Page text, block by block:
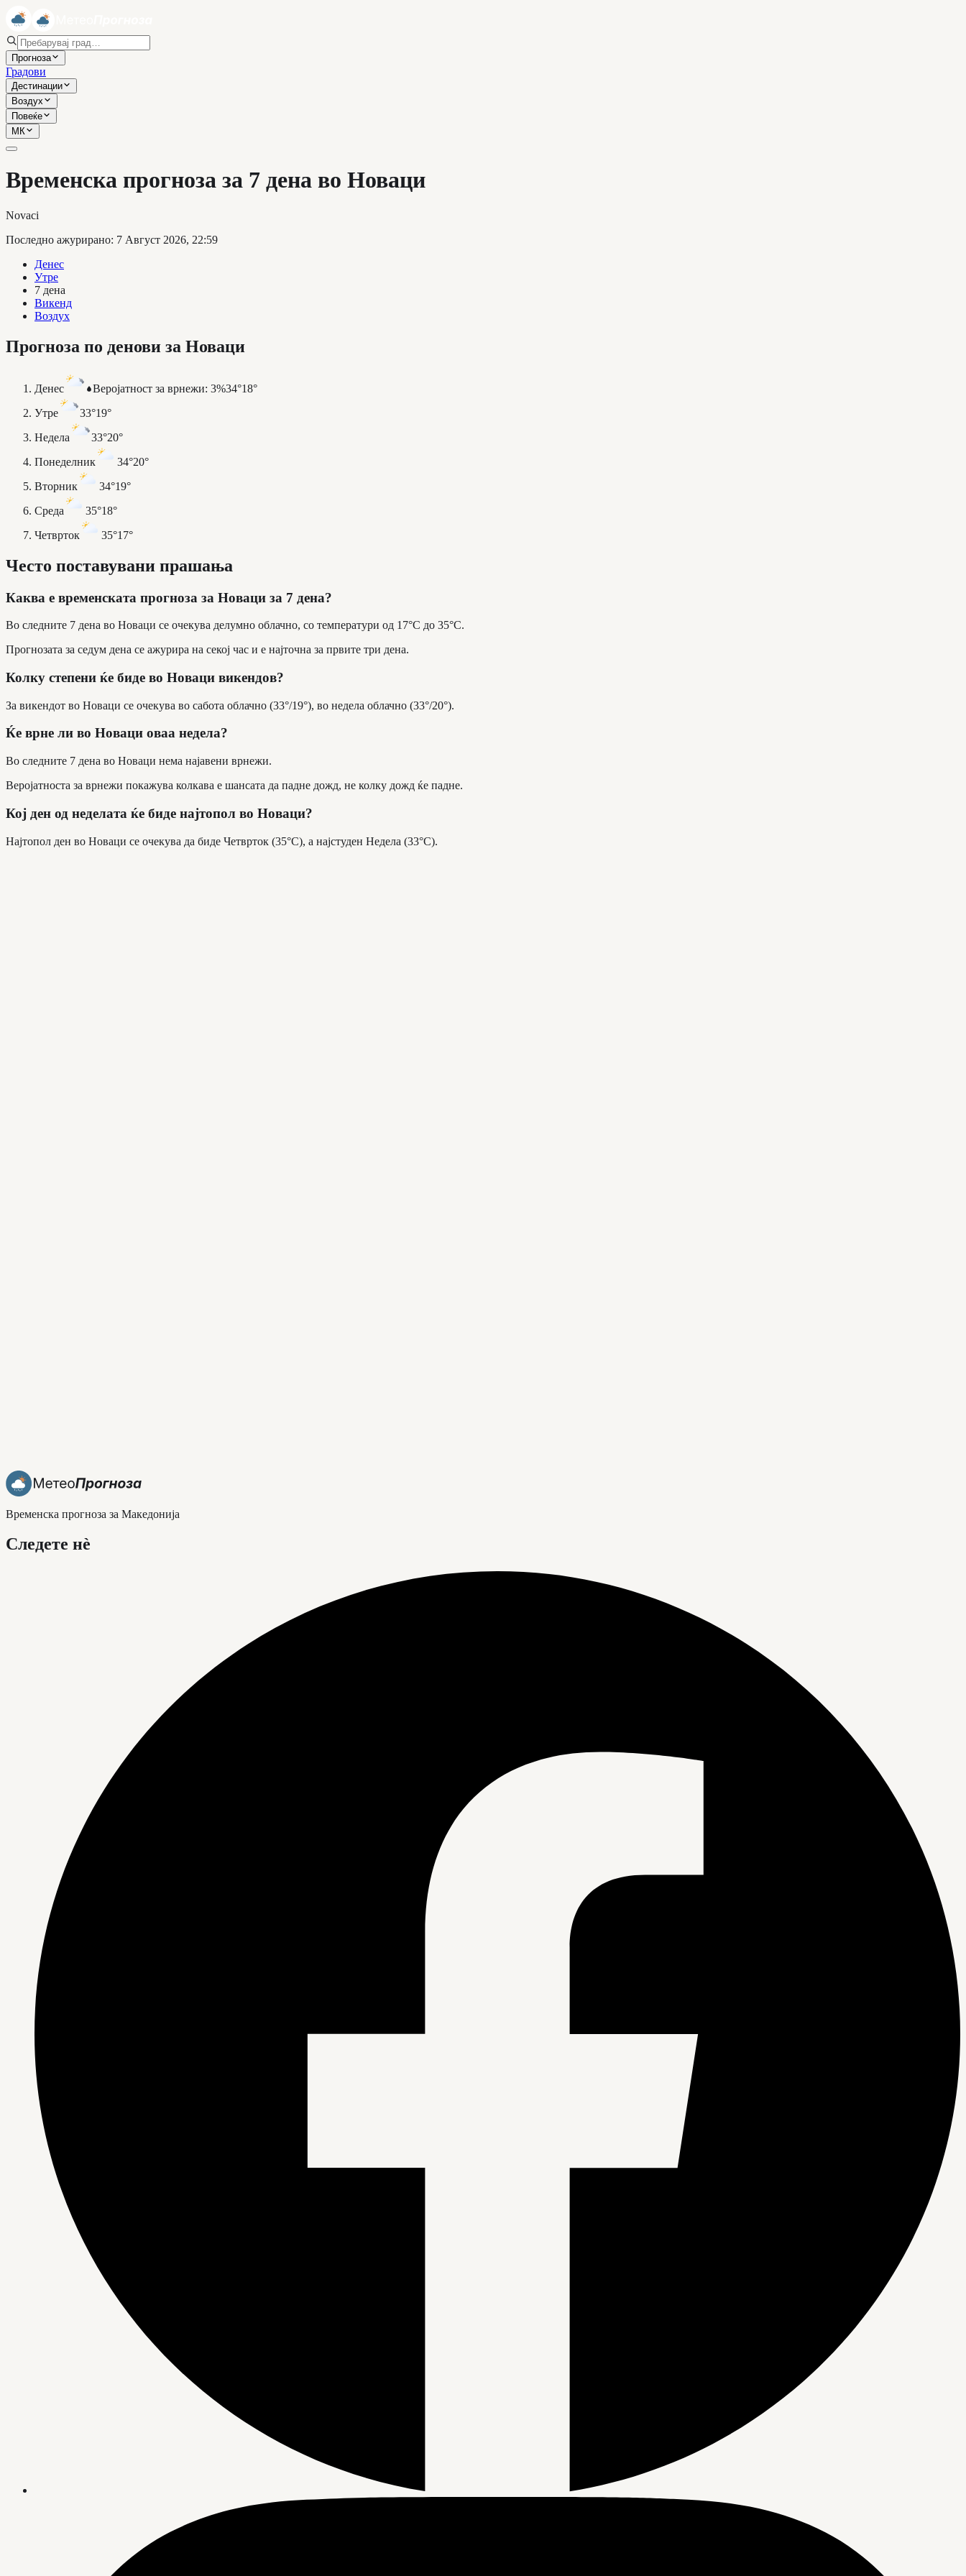
Прогноза
Градови
Дестинации
Воздух
Повеќе
МК
Временска прогноза за 7 дена во Новаци
Novaci
Последно ажурирано: 7 Август 2026, 22:59
Денес
Утре
7 дена
Викенд
Воздух
Прогноза по денови за Новаци
Денес Веројатност за врнежи: 3%34°18°
Утре
33°19°
Недела
33°20°
Понеделник
34°20°
Вторник
34°19°
Среда
35°18°
Четврток
35°17°
Често поставувани прашања
Каква е временската прогноза за Новаци за 7 дена?
Во следните 7 дена во Новаци се очекува делумно облачно, со температури од 17°C до 35°C.
Прогнозата за седум дена се ажурира на секој час и е најточна за првите три дена.
Колку степени ќе биде во Новаци викендов?
За викендот во Новаци се очекува во сабота облачно (33°/19°), во недела облачно (33°/20°).
Ќе врне ли во Новаци оваа недела?
Во следните 7 дена во Новаци нема најавени врнежи.
Веројатноста за врнежи покажува колкава е шансата да падне дожд, не колку дожд ќе падне.
Кој ден од неделата ќе биде најтопол во Новаци?
Најтопол ден во Новаци се очекува да биде Четврток (35°C), а најстуден Недела (33°C).
Временска прогноза за Македонија
Следете нè